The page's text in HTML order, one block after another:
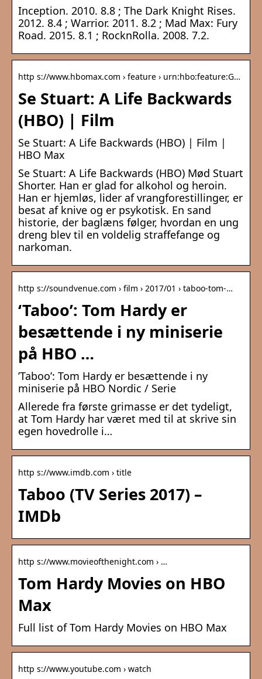
Inception. 2010. 8.8 ; The Dark Knight Rises.
2012. 8.4 ; Warrior. 2011. 8.2 ; Mad Max: Fury
Road. 2015. 8.1 ; RocknRolla. 2008. 7.2.
http s://www.hbomax.com › feature › urn:hbo:feature:G…
Se Stuart: A Life Backwards
(HBO) | Film
Se Stuart: A Life Backwards (HBO) | Film |
HBO Max
Se Stuart: A Life Backwards (HBO) Mød Stuart
Shorter. Han er glad for alkohol og heroin.
Han er hjemløs, lider af vrangforestillinger, er
besat af knive og er psykotisk. En sand
historie, der baglæns følger, hvordan en ung
dreng blev til en voldelig straffefange og
narkoman.
http s://soundvenue.com › film › 2017/01 › taboo-tom-…
‘Taboo’: Tom Hardy er
besættende i ny miniserie
på HBO …
’Taboo’: Tom Hardy er besættende i ny
miniserie på HBO Nordic / Serie
Allerede fra første grimasse er det tydeligt,
at Tom Hardy har været med til at skrive sin
egen hovedrolle i…
http s://www.imdb.com › title
Taboo (TV Series 2017) –
IMDb
http s://www.movieofthenight.com › …
Tom Hardy Movies on HBO
Max
Full list of Tom Hardy Movies on HBO Max
http s://www.youtube.com › watch